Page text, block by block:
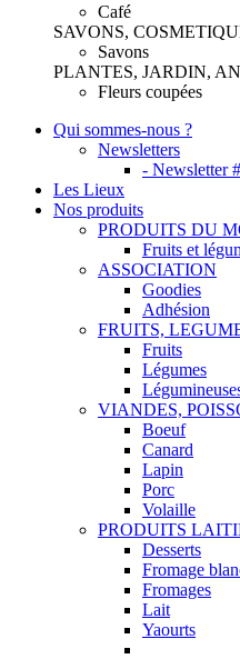
Café
SAVONS,
Savons
PLANTES, JARDIN,
Fleurs coupées
Qui sommes-nous ?
Newsletters
- Newsletter
Les Lieux
Nos produits
PRODUITS DU
Fruits et
ASSOCIATION
Goodies
Adhésion
FRUITS,
Fruits
Légumes
VIANDES,
Boeuf
Canard
Lapin
Porc
Volaille
PRODUITS
Desserts
Fromage
Fromages
Lait
Yaourts